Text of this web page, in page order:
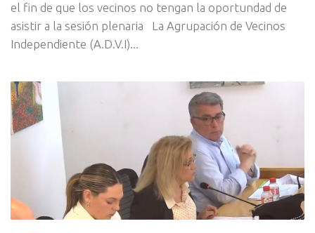
el fin de que los vecinos no tengan la oportundad de
asistir a la sesión plenaria La Agrupación de Vecinos
Independiente (A.D.V.I)...